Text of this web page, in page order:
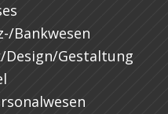
Bankwesen
Design/Gestaltung